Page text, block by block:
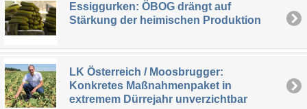
Essiggurken: ÖBOG drängt auf
Stärkung der heimischen Produktion
LK Österreich / Moosbrugger:
Konkretes Maßnahmenpaket in
extremem Dürrejahr unverzichtbar